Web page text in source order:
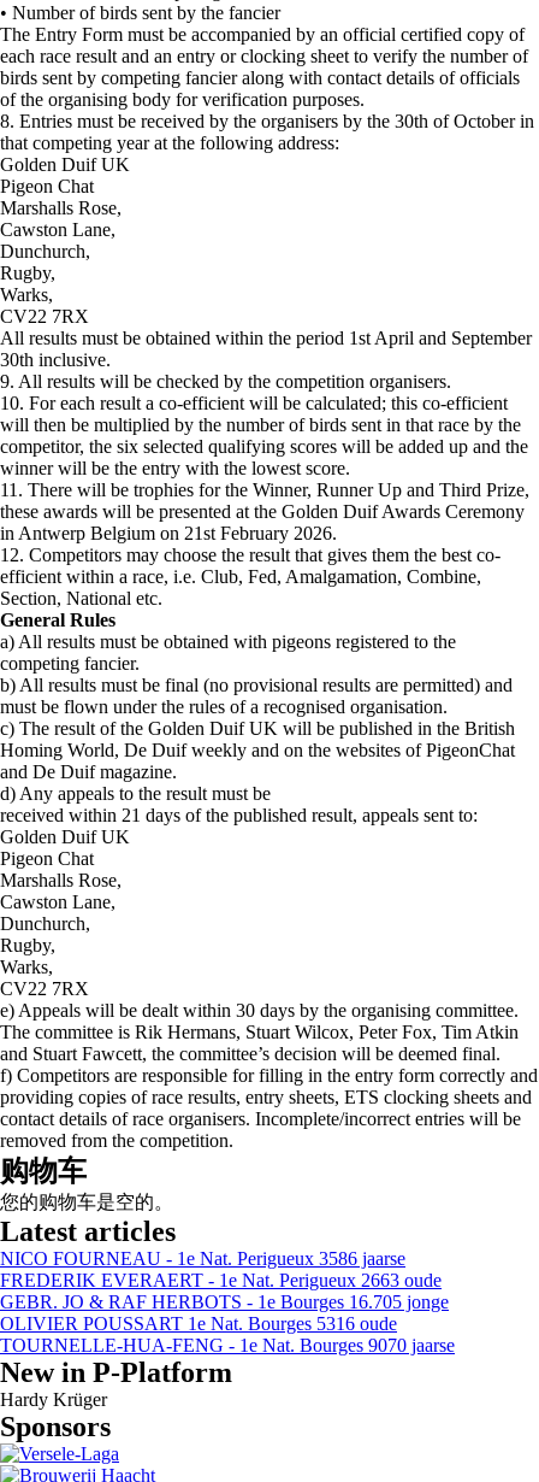
• Number of birds sent by the fancier
The Entry Form must be accompanied by an official certified copy of
each race result and an entry or clocking sheet to verify the number of
birds sent by competing fancier along with contact details of officials
of the organising body for verification purposes.
8. Entries must be received by the organisers by the 30th of October in
that competing year at the following address:
Golden Duif UK
Pigeon Chat
Marshalls Rose,
Cawston Lane,
Dunchurch,
Rugby,
Warks,
CV22 7RX
All results must be obtained within the period 1st April and September
30th inclusive.
9. All results will be checked by the competition organisers.
10. For each result a co-efficient will be calculated; this co-efficient
will then be multiplied by the number of birds sent in that race by the
competitor, the six selected qualifying scores will be added up and the
winner will be the entry with the lowest score.
11. There will be trophies for the Winner, Runner Up and Third Prize,
these awards will be presented at the Golden Duif Awards Ceremony
in Antwerp Belgium on 21st February 2026.
12. Competitors may choose the result that gives them the best co-
efficient within a race, i.e. Club, Fed, Amalgamation, Combine,
Section, National etc.
General Rules
a) All results must be obtained with pigeons registered to the
competing fancier.
b) All results must be final (no provisional results are permitted) and
must be flown under the rules of a recognised organisation.
c) The result of the Golden Duif UK will be published in the British
Homing World, De Duif weekly and on the websites of PigeonChat
and De Duif magazine.
d) Any appeals to the result must be
received within 21 days of the published result, appeals sent to:
Golden Duif UK
Pigeon Chat
Marshalls Rose,
Cawston Lane,
Dunchurch,
Rugby,
Warks,
CV22 7RX
e) Appeals will be dealt within 30 days by the organising committee.
The committee is Rik Hermans, Stuart Wilcox, Peter Fox, Tim Atkin
and Stuart Fawcett, the committee’s decision will be deemed final.
f) Competitors are responsible for filling in the entry form correctly and
providing copies of race results, entry sheets, ETS clocking sheets and
contact details of race organisers. Incomplete/incorrect entries will be
removed from the competition.
购物车
您的购物车是空的。
Latest articles
NICO FOURNEAU - 1e Nat. Perigueux 3586 jaarse
FREDERIK EVERAERT - 1e Nat. Perigueux 2663 oude
GEBR. JO & RAF HERBOTS - 1e Bourges 16.705 jonge
OLIVIER POUSSART 1e Nat. Bourges 5316 oude
TOURNELLE-HUA-FENG - 1e Nat. Bourges 9070 jaarse
New in P-Platform
Hardy Krüger
Sponsors